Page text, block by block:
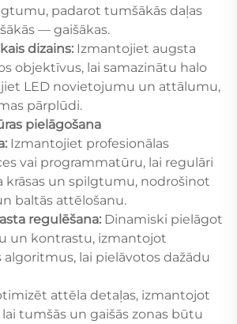
padarot tumšākās daļas
— gaišākas.
dizains: Izmantojiet augsta
objektīvus, lai samazinātu halo
LED novietojumu un attālumu,
pārplūdi.
pielāgošana
Izmantojiet profesionālas
vai programmatūru, lai regulāri
krāsas un spilgtumu, nodrošinot
baltās attēlošanu.
regulēšana: Dinamiski pielāgot
un kontrastu, izmantojot
lai pielāvotos dažādu
attēla detaļas, izmantojot
tumšās un gaišās zonas būtu